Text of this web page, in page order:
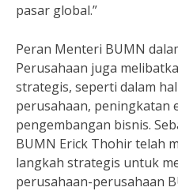
pasar global.”
Peran Menteri BUMN
Perusahaan juga
strategis, seperti dalam
perusahaan, peningkatan
pengembangan bisnis.
BUMN Erick Thohir telah
langkah strategis untuk
perusahaan-perusahaan